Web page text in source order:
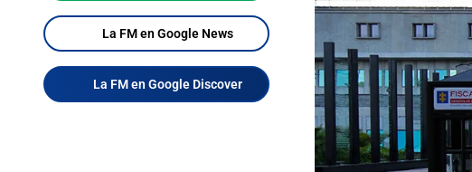
La FM en Google News
La FM en Google Discover